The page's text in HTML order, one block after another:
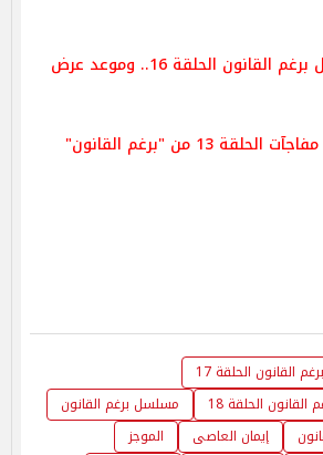
ملخص أحداث مسلسل برغم القانون الحلقة 16.. وموعد عرض
13 من "برغم القانون"
الحلقة 17
الحلقة 18
مسلسل برغم القانون
إيمان العاصى
الموجز